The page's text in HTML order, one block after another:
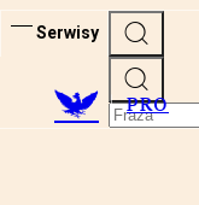
Serwisy
PRO